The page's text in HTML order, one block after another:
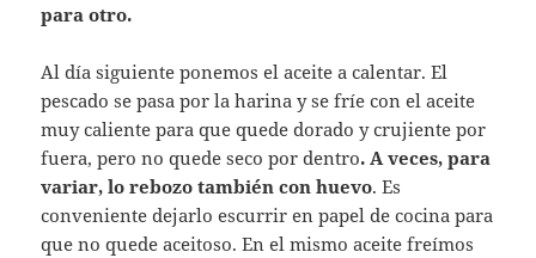
para otro.
Al día siguiente ponemos el aceite a calentar. El
pescado se pasa por la harina y se fríe con el aceite
muy caliente para que quede dorado y crujiente por
fuera, pero no quede seco por dentro. A veces, para
variar, lo rebozo también con huevo. Es
conveniente dejarlo escurrir en papel de cocina para
que no quede aceitoso. En el mismo aceite freímos